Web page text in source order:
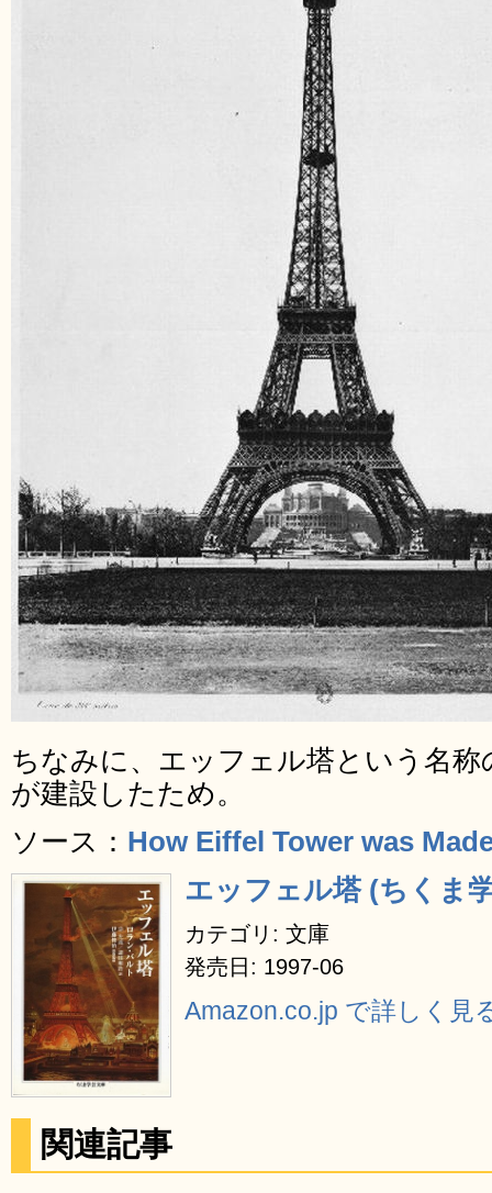
ちなみに、エッフェル塔という名
が建設したため。
ソース： How Eiffel Tower was
エッフェル塔 (ちくま
カテゴリ: 文庫
発売日: 1997-06
Amazon.co.jp で詳しく見
関連記事